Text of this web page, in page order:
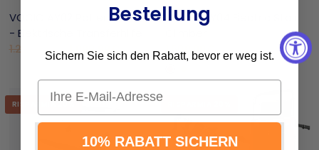
VOCIC AY02 Patientenlifter
- Elektrische Transferhilfe
1.299,98€ 1.099,99€
VOCIC AY04 Electric Stair
1.500,00€
RotGelb
RISPARMIA 20%
Bestellung
Sichern Sie sich den Rabatt, bevor er weg ist.
Email
10% RABATT SICHERN